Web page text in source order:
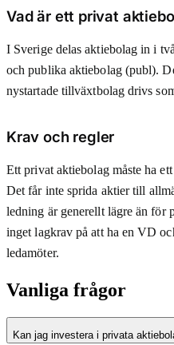
Vad är ett privat
I Sverige delas aktiebolag in i
och publika aktiebolag (publ).
nystartade tillväxtbolag drivs
Krav och regler
Ett privat aktiebolag måste ha
Det får inte sprida aktier till
ledning är generellt lägre än för
inget lagkrav på att ha en VD
ledamöter.
Vanliga frågor
Kan jag investera i privata